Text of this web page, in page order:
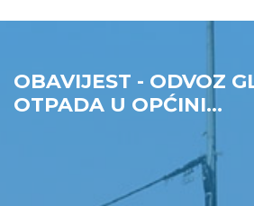
OBAVIJEST - ODVOZ
OTPADA U OPĆINI...